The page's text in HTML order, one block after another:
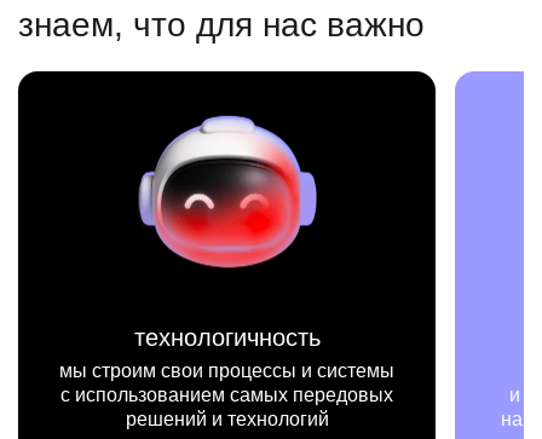
знаем, что для нас важно
миссия
мы на конкретных цифрах
и примерах видим, как результаты
нашей работы меняют жизни людей